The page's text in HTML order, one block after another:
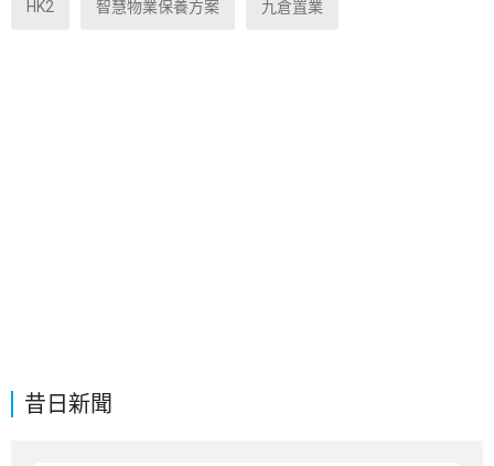
昔日新聞
HK2 智慧物業保養方案 九倉置業